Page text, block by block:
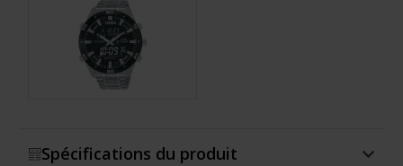
Spécifications du produit